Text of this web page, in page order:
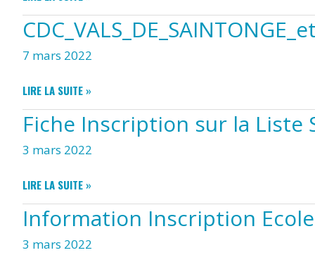
7 mars 2022
CDC_VALS_DE_SAINTONGE_ET_COMMUNES_MEMBRES
LIRE LA SUITE »
Fiche Inscription sur la Liste
3 mars 2022
FICHE
INSCRIPTION
SUR
LA
LISTE
LIRE LA SUITE »
Information Inscription
3 mars 2022